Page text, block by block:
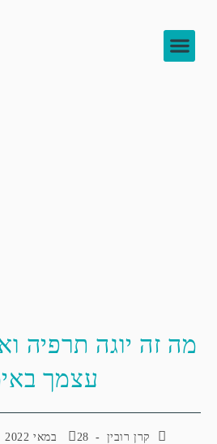
מה זה יוגה תרפיה
עצמך
קרן רובין 28 במאי 2022